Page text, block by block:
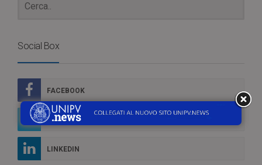
Social Box
FACEBOOK
TWITTER
LINKEDIN